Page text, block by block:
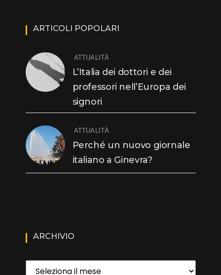
ARTICOLI POPOLARI
ATTUALITÀ
L’Italia dei dottori e dei
professori nell’Europa dei
signori
ATTUALITÀ
Perché un nuovo giornale
italiano a Ginevra?
ARCHIVIO
Archivio